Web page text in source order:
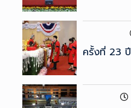
ครั้งที่ 23